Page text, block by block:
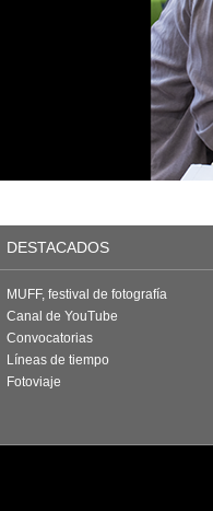
DESTACADOS
MUFF, festival de fotografía
Canal de YouTube
Convocatorias
Líneas de tiempo
Fotoviaje